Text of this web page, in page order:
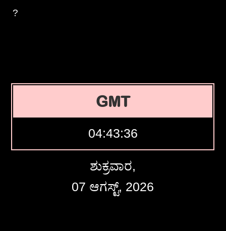
?
GMT
04:43:37
ಶುಕ್ರವಾರ,
07 ಆಗಸ್ಟ್, 2026